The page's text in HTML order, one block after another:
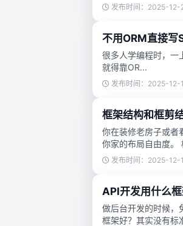
发布时间：2025-
不用ORM直接写
很多人学编程时，
就得靠OR...
发布时间：2025-12-
框架结构和框剪
你在装修老房子或者
你家的布局自由度。
发布时间：2025-12-
API开发用什么
做后台开发的时候，
框架好？其实没有标